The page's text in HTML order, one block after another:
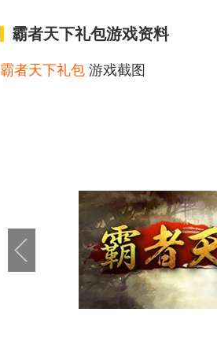
霸者天下礼包游戏资料
霸者天下礼包 游戏截图